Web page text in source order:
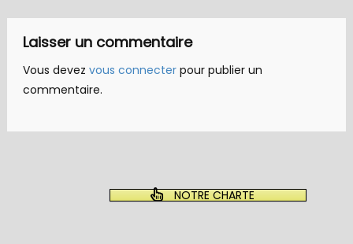
Laisser un commentaire
Vous devez vous connecterpour publier un
commentaire.
NOTRE CHARTE